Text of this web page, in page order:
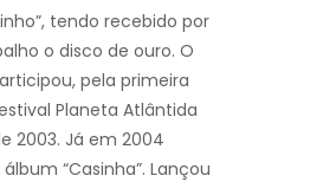
tendo recebido por
o disco de ouro. O
pela primeira
Planeta Atlântida
2003. Já em 2004
“Casinha”. Lançou